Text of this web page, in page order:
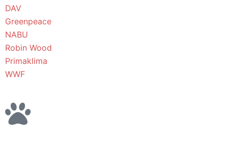
DAV
Greenpeace
NABU
Robin Wood
Primaklima
WWF